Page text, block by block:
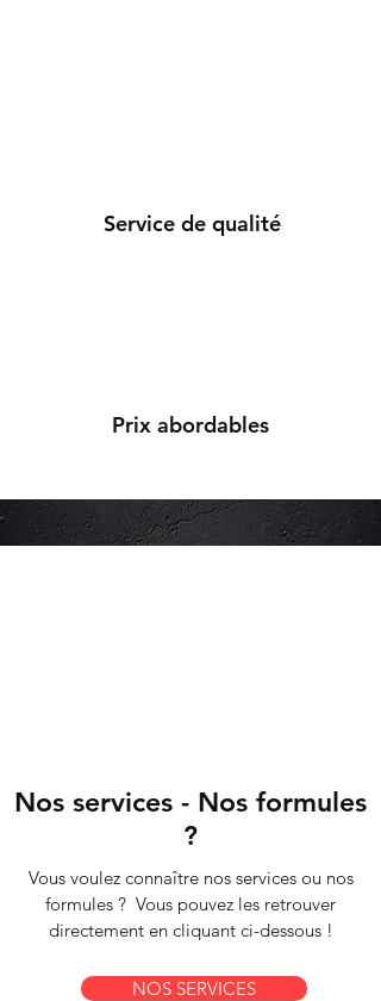
Service de qualité
Prix abordables
Nos services - Nos formules
?
Vous voulez connaître nos services ou nos
formules ? Vous pouvez les retrouver
directement en cliquant ci-dessous !
NOS SERVICES